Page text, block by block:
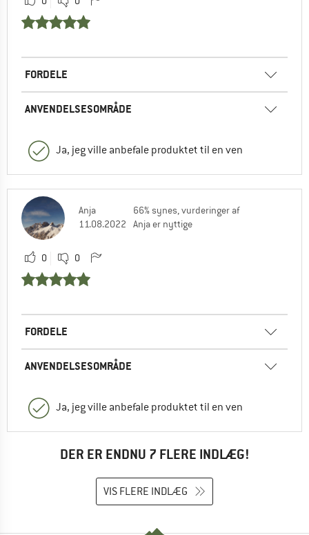
FORDELE
ANVENDELSESOMRÅDE
Ja, jeg ville anbefale produktet til en ven
Anja
11.08.2022
66% synes, vurderinger af
Anja er nyttige
0 0
FORDELE
ANVENDELSESOMRÅDE
Ja, jeg ville anbefale produktet til en ven
DER ER ENDNU 7 FLERE INDLÆG!
VIS FLERE INDLÆG